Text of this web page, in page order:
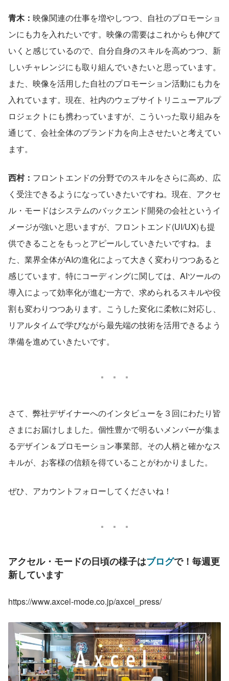
青木： 映像関連の仕事を増やしつつ、自社のプロモーショ
ンにも力を入れたいです。映像の需要はこれからも伸びて
いくと感じているので、自分自身のスキルを高めつつ、新
しいチャレンジにも取り組んでいきたいと思っています。
また、映像を活用した自社のプロモーション活動にも力を
入れています。現在、社内のウェブサイトリニューアルプ
ロジェクトにも携わっていますが、こういった取り組みを
通じて、会社全体のブランド力を向上させたいと考えてい
ます。
西村： フロントエンドの分野でのスキルをさらに高め、広
く受注できるようになっていきたいですね。現在、アクセ
ル・モードはシステムのバックエンド開発の会社というイ
メージが強いと思いますが、フロントエンド(UI/UX)も提
供できることをもっとアピールしていきたいですね。ま
た、業界全体がAIの進化によって大きく変わりつつあると
感じています。特にコーディングに関しては、AIツールの
導入によって効率化が進む一方で、求められるスキルや役
割も変わりつつあります。こうした変化に柔軟に対応し、
リアルタイムで学びながら最先端の技術を活用できるよう
準備を進めていきたいです。
さて、弊社デザイナーへのインタビューを３回にわたり皆
さまにお届けしました。個性豊かで明るいメンバーが集ま
るデザイン＆プロモーション事業部。その人柄と確かなス
キルが、お客様の信頼を得ていることがわかりました。
ぜひ、アカウントフォローしてくださいね！
アクセル・モードの日頃の様子はブログで！毎週更
新しています
https://www.axcel-mode.co.jp/axcel_press/